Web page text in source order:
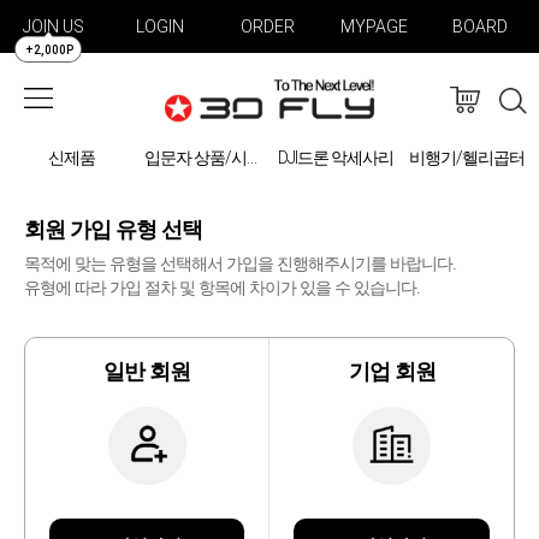
JOIN US
+2,000P
LOGIN ORDER MYPAGE BOARD
신제품 입문자 상품/시물레이션 DJI드론 악세사리 비행기/헬리곱터
회원 가입 유형 선택
목적에 맞는 유형을 선택해서 가입을 진행해주시기를 바랍니다.
유형에 따라 가입 절차 및 항목에 차이가 있을 수 있습니다.
일반 회원 기업 회원